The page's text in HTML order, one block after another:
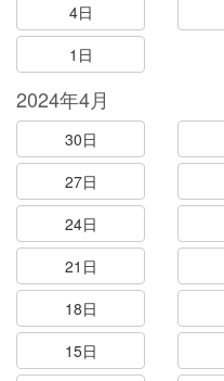
4日
1日
2024年4月
30日
27日
24日
21日
18日
15日